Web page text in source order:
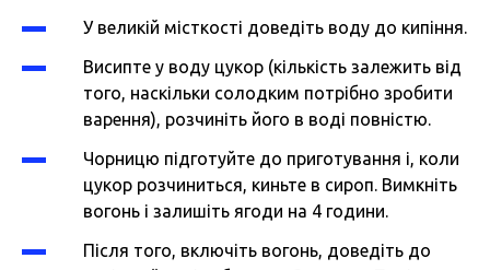
У великій місткості доведіть воду до кипіння.
Висипте у воду цукор (кількість залежить від
того, наскільки солодким потрібно зробити
варення), розчиніть його в воді повністю.
Чорницю підготуйте до приготування і, коли
цукор розчиниться, киньте в сироп. Вимкніть
вогонь і залишіть ягоди на 4 години.
Після того, включіть вогонь, доведіть до